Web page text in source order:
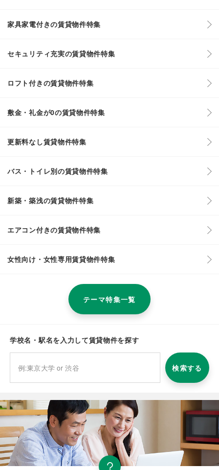
家具家電付きの賃貸物件特集
セキュリティ充実の賃貸物件特集
ロフト付きの賃貸物件特集
敷金・礼金が0の賃貸物件特集
更新料なし賃貸物件特集
バス・トイレ別の賃貸物件特集
新築・築浅の賃貸物件特集
エアコン付きの賃貸物件特集
女性向け・女性専用賃貸物件特集
テーマ特集一覧
学校名・駅名を入力して賃貸物件を探す
検索する